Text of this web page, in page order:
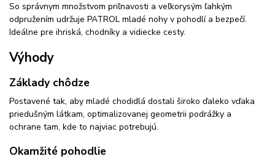
So správnym množstvom priľnavosti a veľkorysým ľahkým
odpružením udržuje PATROL mladé nohy v pohodlí a bezpečí.
Ideálne pre ihriská, chodníky a vidiecke cesty.
Výhody
Základy chôdze
Postavené tak, aby mladé chodidlá dostali široko ďaleko vďaka
priedušným látkam, optimalizovanej geometrii podrážky a
ochrane tam, kde to najviac potrebujú.
Okamžité pohodlie